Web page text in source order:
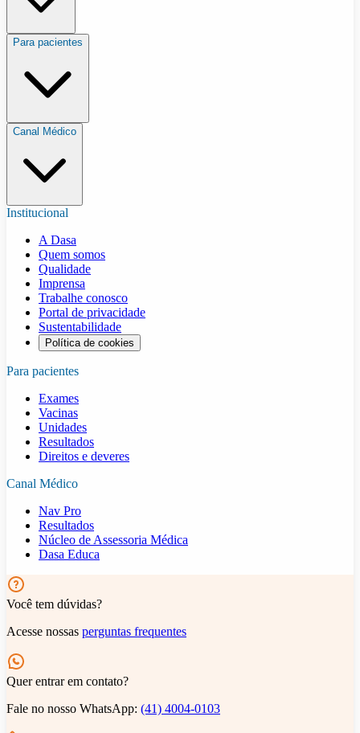
Para pacientes
Canal Médico
Institucional
A Dasa
Quem somos
Qualidade
Imprensa
Trabalhe conosco
Portal de privacidade
Sustentabilidade
Política de cookies
Para pacientes
Exames
Vacinas
Unidades
Resultados
Direitos e deveres
Canal Médico
Nav Pro
Resultados
Núcleo de Assessoria Médica
Dasa Educa
Você tem dúvidas?
Acesse nossas perguntas frequentes
Quer entrar em contato?
Fale no nosso WhatsApp: (41) 4004-0103